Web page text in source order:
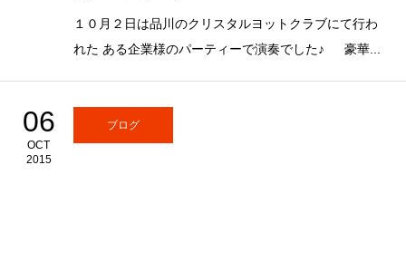
１０月２日は品川のクリスタルヨットクラブにて行わ
れた ある企業様のパーティーで演奏でした♪ 豪華...
06
OCT
2015
ブログ